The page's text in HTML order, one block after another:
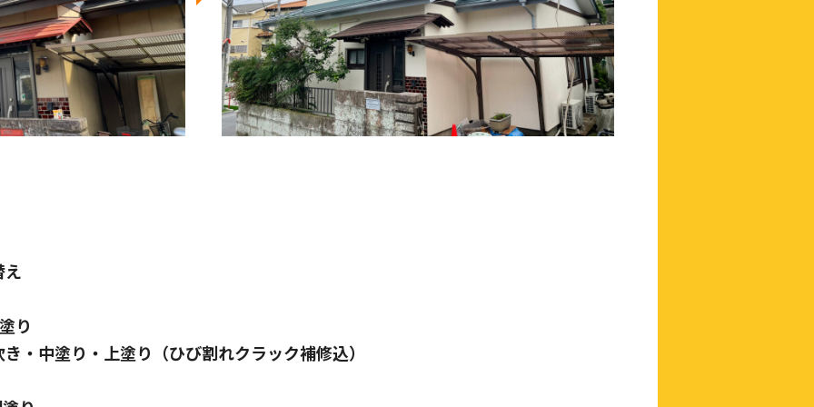
え
り
・中塗り・上塗り（ひび割れクラック補修込）